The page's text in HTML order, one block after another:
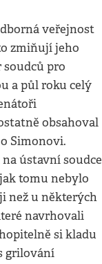
veřejnost
zmiňují jeho
pro
a půl roku celý
obsahoval
Simonovi.
ústavní soudce
tomu nebylo
než u některých
navrhovali
si kladu
grilování